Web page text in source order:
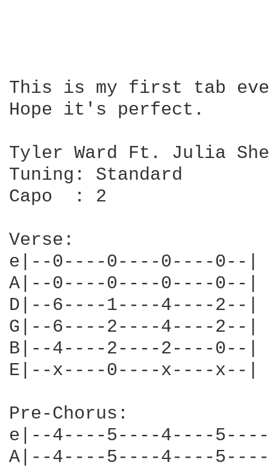
This is my first tab
Hope it's perfect.
Tyler Ward Ft. Julia
Tuning: Standard
Capo  : 2
Verse:
e|--0----0----0----0--|
A|--0----0----0----0--|
D|--6----1----4----2--|
G|--6----2----4----2--|
B|--4----2----2----0--|
E|--x----0----x----x--|
Pre-Chorus:
e|--4----5----4----
A|--4----5----4----